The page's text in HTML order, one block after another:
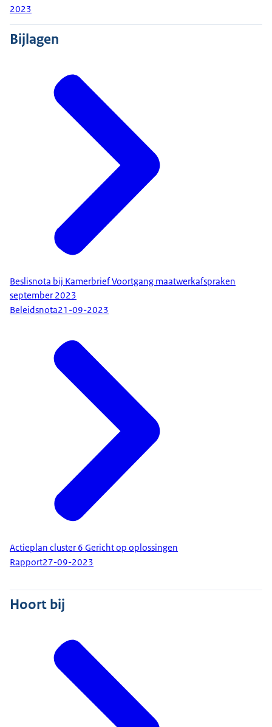
2023
Bijlagen
Beslisnota bij Kamerbrief Voortgang maatwerkafspraken
september 2023
Beleidsnota21-09-2023
Actieplan cluster 6 Gericht op oplossingen
Rapport27-09-2023
Hoort bij